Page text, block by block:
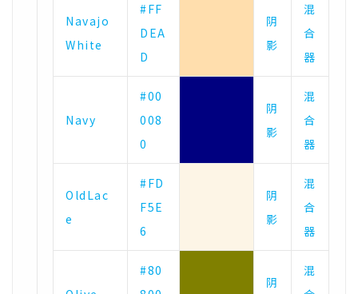
Navajo
White
#FF
DEA
D
阴
影
混
合
器
Navy
#00
008
0
阴
影
混
合
器
OldLac
e
#FD
F5E
6
阴
影
混
合
器
#80
阴
混